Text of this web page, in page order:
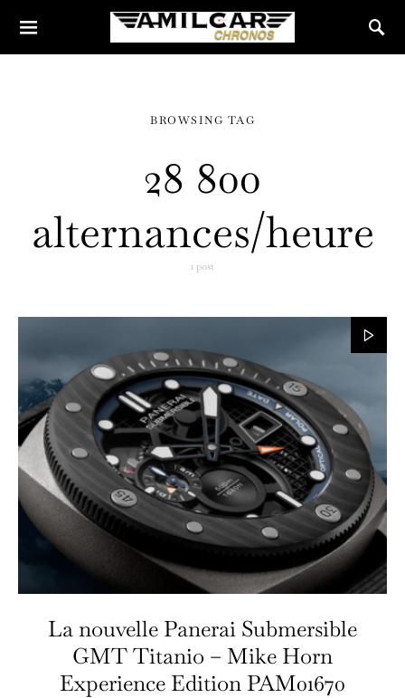
BROWSING TAG
28 800
alternances/heure
1 post
La nouvelle Panerai Submersible
GMT Titanio – Mike Horn
Experience Edition PAM01670